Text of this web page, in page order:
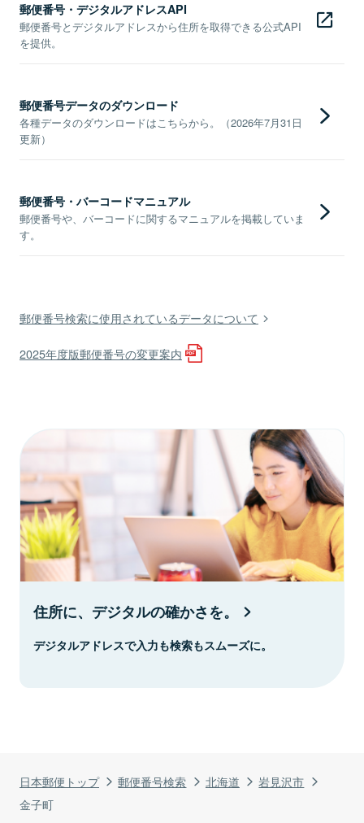
日本郵便トップ 郵便番号検索 北海道
岩見沢市
金子町
郵便番号・デジタルアドレスAPI
郵便番号とデジタルアドレスから住所を取得できる公式API
を提供。
郵便番号データのダウンロード
各種データのダウンロードはこちらから。（2026年7月31日
更新）
郵便番号・バーコードマニュアル
郵便番号や、バーコードに関するマニュアルを掲載していま
す。
郵便番号検索に使用されているデータについて
2025年度版郵便番号の変更案内
住所に、デジタルの確かさを。
デジタルアドレスで入力も検索もスムーズに。